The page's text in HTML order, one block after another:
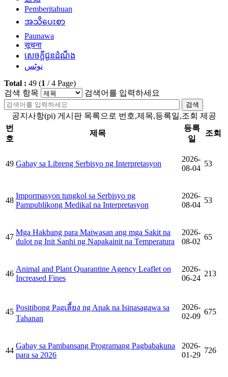
Pemberitahuan
အသိပေးစာ
Paunawa
सूचना
សេចក្តីជូនដំណឹង
نوٹس
Total : 49 (1 /4 Page)
검색 항목
검색어를 입력하세요
검색
공지사항(pi) 게시판 목록으로 번호,제목,등록일,조회 제공
번
호
제목
등록
일
조회
49 Gabay sa Libreng Serbisyo ng Interpretasyon
2026-
08-04
53
48
Impormasyon tungkol sa Serbisyo ng
Pampublikong Medikal na Interpretasyon
2026-
08-04
53
47
Mga Hakbang para Maiwasan ang mga Sakit na
dulot ng Init Sanhi ng Napakainit na Temperatura
2026-
08-02
65
46
Animal and Plant Quarantine Agency Leaflet on
Increased Fines
2026-
06-24
213
45 Positibong Pagเลี้ยง ng Anak na Isinasagawa sa
Tahanan
2026-
02-09
675
44
Gabay sa Pambansang Programang Pagbabakuna
para sa 2026
2026-
01-29
726